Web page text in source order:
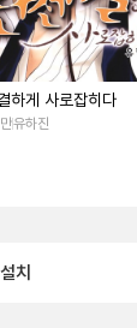
하게 사로잡히다
유하진
치